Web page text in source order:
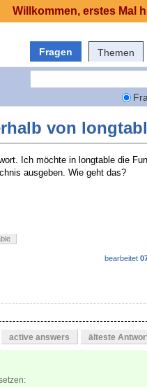
Fragen Themen
von
Ich möchte in longtable die
ausgeben. Wie geht das?
bearbeitet
active answers älteste
Willkommen, erstes Mal